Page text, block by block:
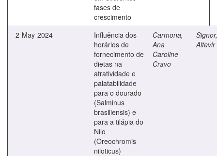
fases de
crescimento
2-May-2024
Influência dos
horários de
fornecimento de
dietas na
atratividade e
palatabilidade
para o dourado
(Salminus
brasiliensis) e
para a tilápia do
Nilo
(Oreochromis
niloticus)
Carmona,
Ana
Caroline
Cravo
Signor,
Altevir